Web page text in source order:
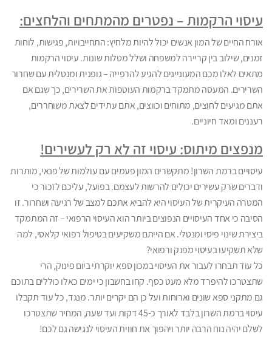
עיסוי הרקמות – נפטרים מהמתחים והלחצים:
אורח החיים של המון אנשים יכול להיות מלחיץ: התחייבויות, פגישות, לוחות
זמנים, שילוב בין קריירה למשפחה ושלל מטלות שונות. עיסוי הרקמות
מתאים לאלו מכם המעוניינים להגיע להרפייה – גופנית ומנטלית עם שחרור
השרירים. המעסה מתמקד ברקמות העוטפות את השרירים, כך שגם אם
אתם מגיעים לחוצים, מתוחים וכווצים, אתם עתידים לצאת משוחררים,
רעננים ומאד חיוניים.
מנפצים מיתוס: עיסוי זה לא רק לעשירים!
עיסויים ברמת השרון! מתקשרים המון פעמים עם עולמות של פנאי, מותרות
ודברים שרק עשירים יכולים להרשות לעצמם. בפועל, עליכם לזכור כי
המטרה העיקרית של העיסוי היא להביא אתכם למצב של רגיעה ושחרור. זו
הסיבה כי אחד העיסויים הנפוצים ביותר הוא העיסוי הרפואי – זה המתמקד
ביצירת שינוי פיסי ומנטלי. אם הייתם משקיעים בטיפול רפואי קלאסי, למה
שלא תשקיעו בעיסוי מפנק ורפואי?
כל עוד תבחרו לעבור את העיסוי במכון ספא יוקרתי ביום פינוק, הרי
שתצטרכו להיפרד מלא מעט כסף. קחו בחשבון כי ימים כאלו כוללים בתוכם
גם מתקני ספא שונים וארוחות ועל כן הם יקרים יותר. מנגד, כל עוד תקבלו
עיסוי ברמת השרון בלבד לאורך כ-45 דקות ועד שעה, המחיר שתצטרכו
לשלם יהיה נוח הרבה יותר ויהפוך את חווית העיסוי לנגישה גם לכם!